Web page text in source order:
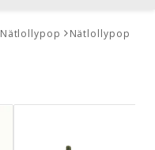
Nätlollypop
Nätlollypop